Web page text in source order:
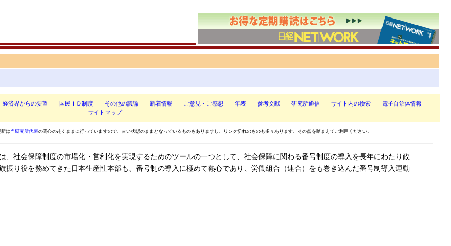
経済界からの要望 国民ＩＤ制度 その他の議論 新着情報 ご意見・ご感想 年表 参考文献 研究所通信 サイト内の検索
電子自治体情報
サイトマップ
は 当研究所代表の関心の赴くままに行っていますので、古い状態のままとなっているものもありますし、リンク切れのものも多々あります。その点を踏まえてご利用ください。
社会保障制度の市場化・営利化を実現するためのツールの一つとして、社会保障に関わる番号制度の導入を長年にわたり政
り役を務めてきた日本生産性本部も、番号制の導入に極めて熱心であり、労働組合（連合）をも巻き込んだ番号制導入運動